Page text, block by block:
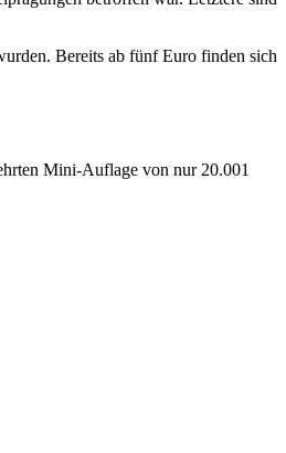
Bereits ab fünf Euro finden sich
Mini-Auflage von nur 20.001